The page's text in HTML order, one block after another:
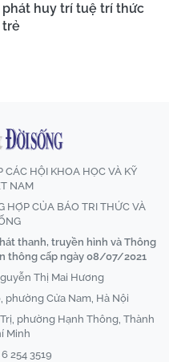
phát huy trí tuệ trí thức
trẻ
CÁC HỘI KHOA HỌC VÀ KỸ
NAM
HỢP CỦA BÁO TRI THỨC VÀ
thanh, truyền hình và Thông
thông cấp ngày 08/07/2021
Thị Mai Hương
phường Cửa Nam, Hà Nội
phường Hạnh Thông, Thành
Minh
254 3519